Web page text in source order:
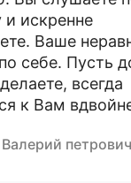
искренне
Ваше
себе. Пусть
всегда
к Вам
петрович